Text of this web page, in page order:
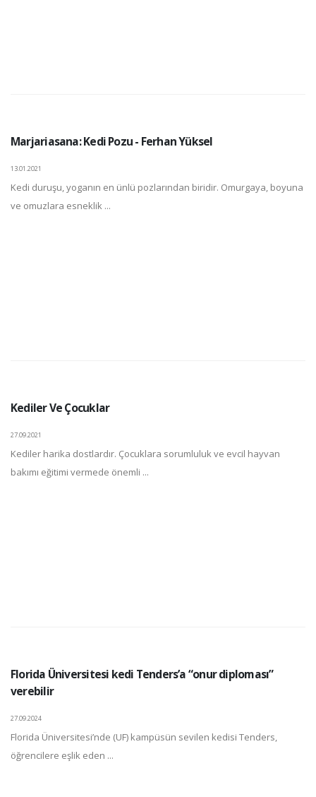
Marjariasana: Kedi Pozu - Ferhan Yüksel
13.01.2021
Kedi duruşu, yoganın en ünlü pozlarından biridir. Omurgaya, boyuna
ve omuzlara esneklik ...
Kediler Ve Çocuklar
27.09.2021
Kediler harika dostlardır. Çocuklara sorumluluk ve evcil hayvan
bakımı eğitimi vermede önemli ...
Florida Üniversitesi kedi Tenders’a “onur diploması”
verebilir
27.09.2024
Florida Üniversitesi’nde (UF) kampüsün sevilen kedisi Tenders,
öğrencilere eşlik eden ...